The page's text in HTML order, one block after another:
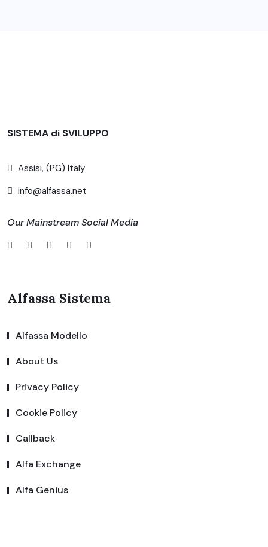
SISTEMA di SVILUPPO
Assisi, (PG) Italy
info@alfassa.net
Our Mainstream Social Media
Alfassa Sistema
Alfassa Modello
About Us
Privacy Policy
Cookie Policy
Callback
Alfa Exchange
Alfa Genius